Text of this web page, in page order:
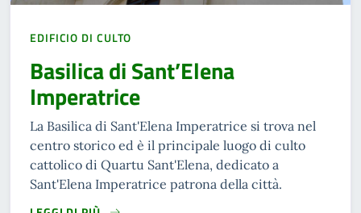
EDIFICIO DI CULTO
Basilica di Sant’Elena
Imperatrice
La Basilica di Sant'Elena Imperatrice si trova nel
centro storico ed è il principale luogo di culto
cattolico di Quartu Sant'Elena, dedicato a
Sant'Elena Imperatrice patrona della città.